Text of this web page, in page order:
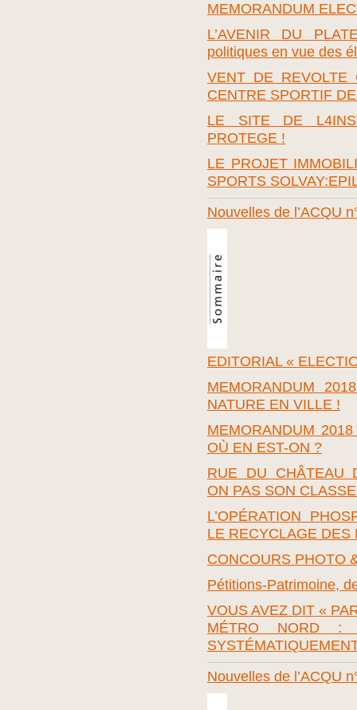
MEMORANDUM
L’AVENIR DU
politiques en vue des
VENT DE REVOLTE
CENTRE SPORTIF
LE SITE DE
PROTEGE !
LE PROJET
SPORTS
Nouvelles de l’ACQU
EDITORIAL «
MEMORANDUM
NATURE EN VILLE !
MEMORANDUM
OÙ EN EST-ON ?
RUE DU CHÂTEAU
ON PAS SON
L’OPÉRATION
LE RECYCLAGE
CONCOURS PHOTO
Pétitions-Patrimoine,
VOUS AVEZ DIT «
MÉTRO NORD :
Nouvelles de l’ACQU